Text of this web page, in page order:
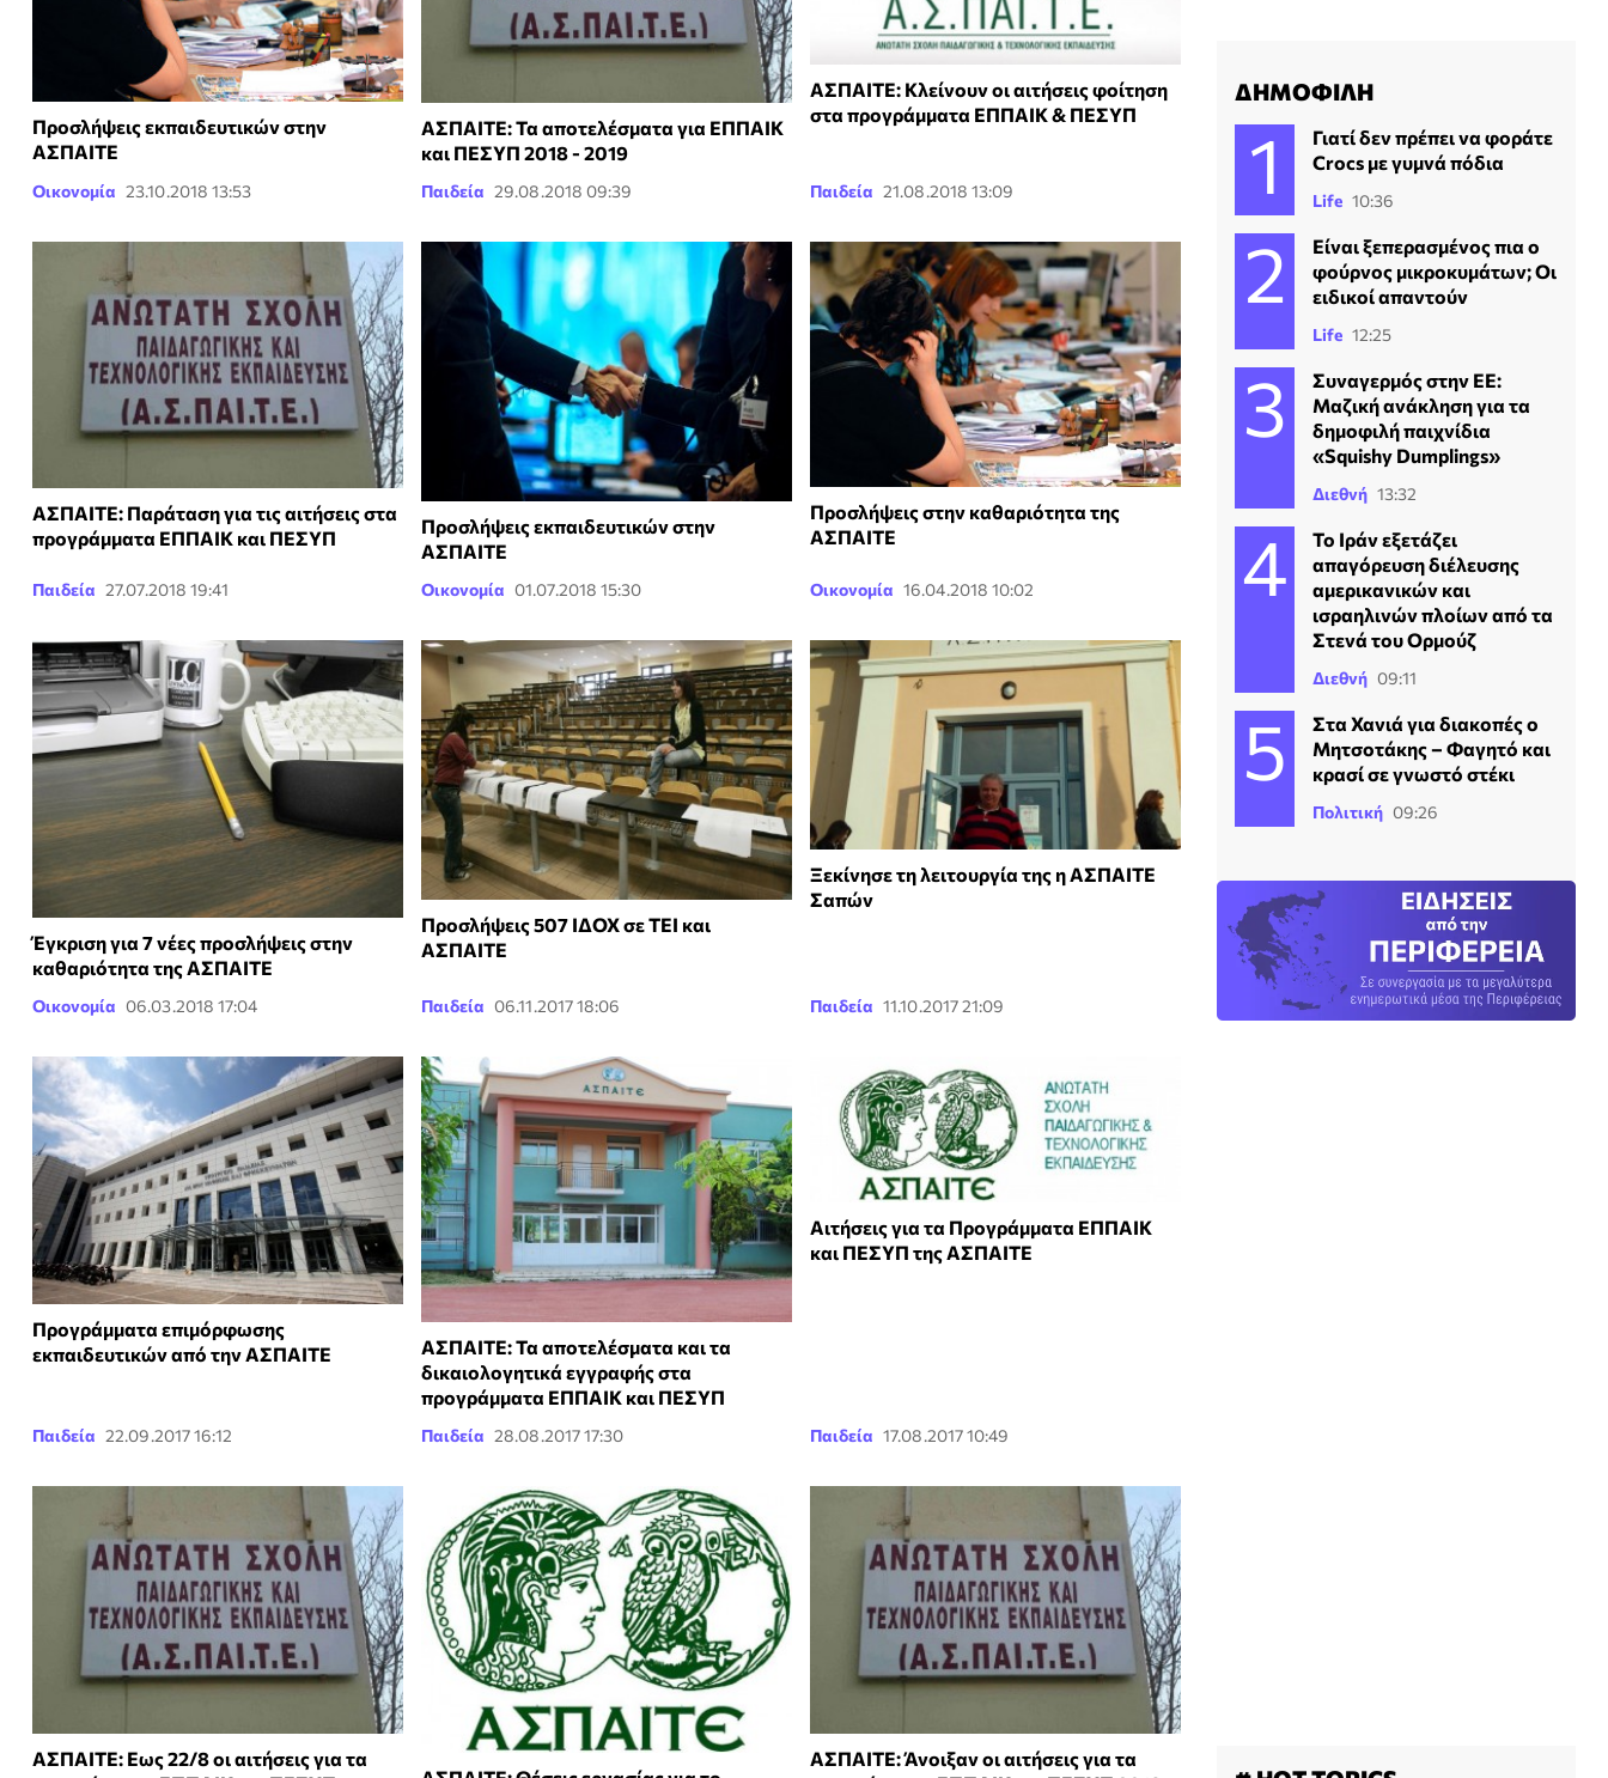
Προσλήψεις εκπαιδευτικών στην
ΑΣΠΑΙΤΕ
Οικονομία 23.10.2018 13:53
ΑΣΠΑΙΤΕ: Τα αποτελέσματα για ΕΠΠΑΙΚ
και ΠΕΣΥΠ 2018 - 2019
Παιδεία 29.08.2018 09:39
ΑΣΠΑΙΤΕ: Κλείνουν οι αιτήσεις φοίτηση
στα προγράμματα ΕΠΠΑΙΚ & ΠΕΣΥΠ
Παιδεία 21.08.2018 13:09
ΑΣΠΑΙΤΕ: Παράταση για τις αιτήσεις στα
προγράμματα ΕΠΠΑΙΚ και ΠΕΣΥΠ
Παιδεία 27.07.2018 19:41
Προσλήψεις εκπαιδευτικών στην
ΑΣΠΑΙΤΕ
Οικονομία 01.07.2018 15:30
Προσλήψεις στην καθαριότητα της
ΑΣΠΑΙΤΕ
Οικονομία 16.04.2018 10:02
Έγκριση για 7 νέες προσλήψεις στην
καθαριότητα της ΑΣΠΑΙΤΕ
Οικονομία 06.03.2018 17:04
Προσλήψεις 507 ΙΔΟΧ σε ΤΕΙ και
ΑΣΠΑΙΤΕ
Παιδεία 06.11.2017 18:06
Ξεκίνησε τη λειτουργία της η ΑΣΠΑΙΤΕ
Σαπών
Παιδεία 11.10.2017 21:09
Προγράμματα επιμόρφωσης
εκπαιδευτικών από την ΑΣΠΑΙΤΕ
Παιδεία 22.09.2017 16:12
ΑΣΠΑΙΤΕ: Τα αποτελέσματα και τα
δικαιολογητικά εγγραφής στα
προγράμματα ΕΠΠΑΙΚ και ΠΕΣΥΠ
Παιδεία 28.08.2017 17:30
Αιτήσεις για τα Προγράμματα ΕΠΠΑΙΚ
και ΠΕΣΥΠ της ΑΣΠΑΙΤΕ
Παιδεία 17.08.2017 10:49
ΑΣΠΑΙΤΕ: Εως 22/8 οι αιτήσεις για τα
ΑΣΠΑΙΤΕ: Άνοιξαν οι αιτήσεις για τα
ΔΗΜΟΦΙΛΗ
Γιατί δεν πρέπει να φοράτε
Crocs με γυμνά πόδια
Life 10:36
Είναι ξεπερασμένος πια ο
φούρνος μικροκυμάτων; Οι
ειδικοί απαντούν
Life 12:25
Συναγερμός στην ΕΕ:
Μαζική ανάκληση για τα
δημοφιλή παιχνίδια
«Squishy Dumplings»
Διεθνή 13:32
Το Ιράν εξετάζει
απαγόρευση διέλευσης
αμερικανικών και
ισραηλινών πλοίων από τα
Στενά του Ορμούζ
Διεθνή 09:11
Στα Χανιά για διακοπές ο
Μητσοτάκης – Φαγητό και
κρασί σε γνωστό στέκι
Πολιτική 09:26